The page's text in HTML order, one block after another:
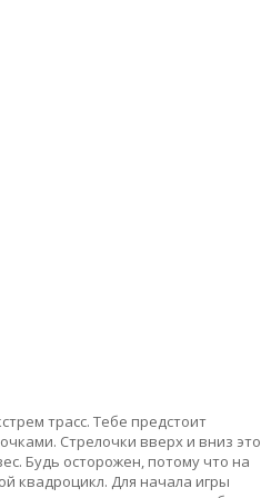
трасс. Тебе предстоит
Стрелочки вверх и вниз это
Будь осторожен, потому что на
квадроцикл. Для начала игры